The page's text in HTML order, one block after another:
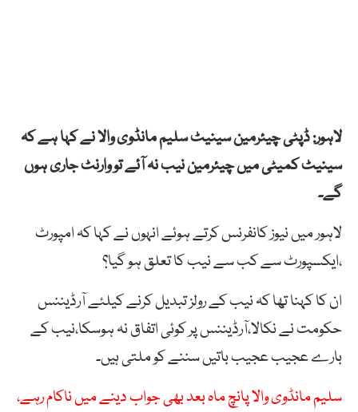
لاہور: ڈپٹی چیئرمین سینیٹ سلیم مانڈوی والا نے کہا ہے کہ
سینیٹ کمیٹی میں چیئرمین نیب نہ آئے تو وارنٹ جاری ہوں
گے۔
لاہور میں نیوز کانفرنس کرتے ہوئے انہوں نے کہا کہ امپورٹ
،ایکسپورٹ سے کب سے نیب کا تعلق ہو گیا؟
ان کا کہنا تھا کہ نیب کے رولز تبدیل کرنے کیلئے آرڈیننس
حکومت نے نکالا،آرڈیننس پر کوئی اتفاق نہ ہوسکا،نیب کے
بارے عجیب عجیب باتیں سننے کو ملتی ہیں۔
سلیم مانڈوی والا پانچ ماہ بعد بھی جواب دینے میں ناکام رہے،